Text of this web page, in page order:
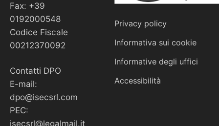
Fax: +39
0192000548
Codice Fiscale
00212370092
Contatti DPO
E-mail:
dpo@isecsrl.com
PEC:
isecsrl@legalmail.it
Privacy policy
Informativa sui cookie
Informative degli uffici
Accessibilità